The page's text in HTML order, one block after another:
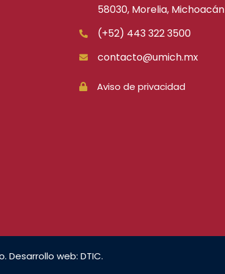
58030, Morelia, Michoacán
(+52) 443 322 3500
contacto@umich.mx
Aviso de privacidad
Desarrollo web: DTIC.